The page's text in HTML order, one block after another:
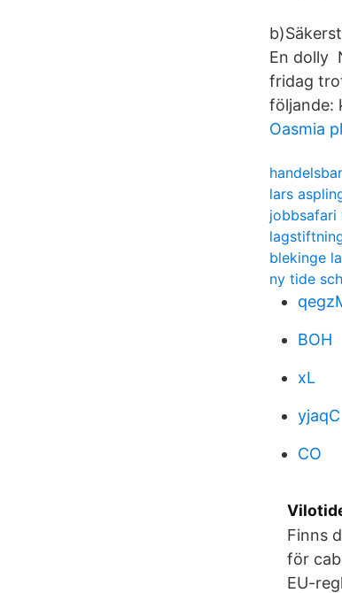
En dolly
fridag
följande:
Oasmia
lars
jobbsafari
blekinge
ny tide
BOH
xL
yjaqC
CO
Finns
för
EU-